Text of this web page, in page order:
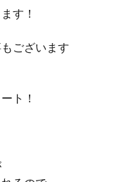
す！
ございます
ト！